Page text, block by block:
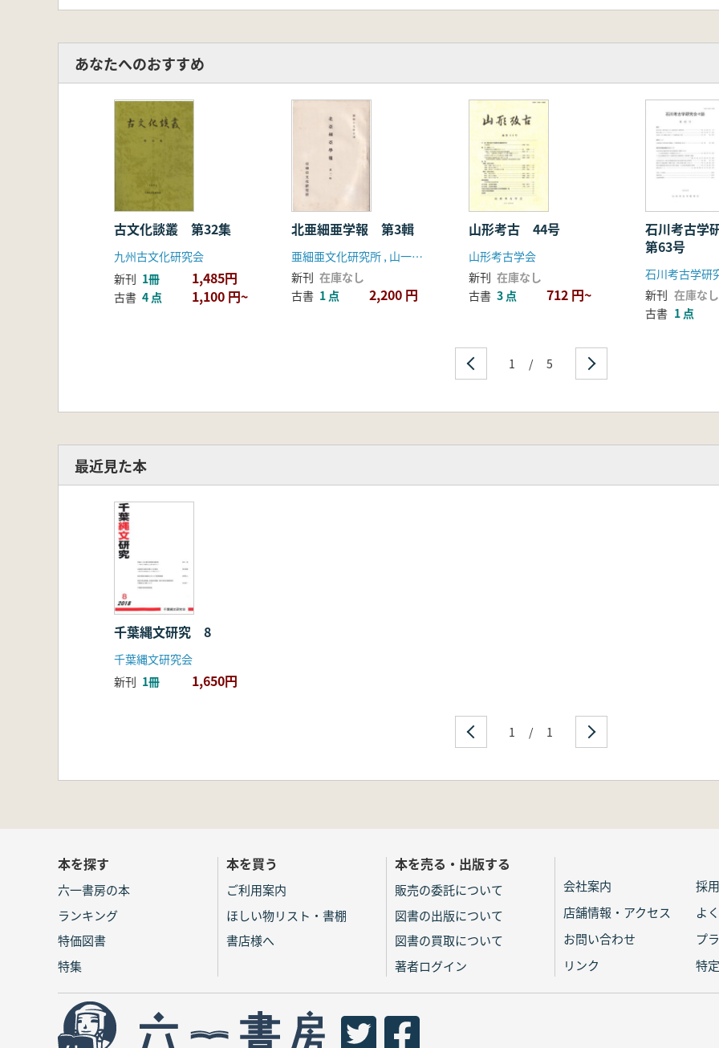
あなたへのおすすめ
古文化談叢 第32集
九州古文化研究会
新刊 1冊 1,485円
古書 4 点 1,100 円~
北亜細亜学報 第3輯
亜細亜文化研究所 , 山一書房 (発売)
新刊 在庫なし
古書 1 点 2,200 円
山形考古 44号
山形考古学会
新刊 在庫なし
古書 3 点 712 円~
石川考古
第63号
石川考古学研
新刊 在庫なし
古書 1 点
1 / 5
最近見た本
千葉縄文研究 8
千葉縄文研究会
新刊 1冊 1,650円
1 / 1
本を探す
六一書房の本
ランキング
特価図書
特集
本を買う
ご利用案内
ほしい物リスト・書棚
書店様へ
本を売る・出版する
販売の委託について
図書の出版について
図書の買取について
著者ログイン
会社案内
採
店舗情報・アクセス
よ
お問い合わせ
プ
リンク
特